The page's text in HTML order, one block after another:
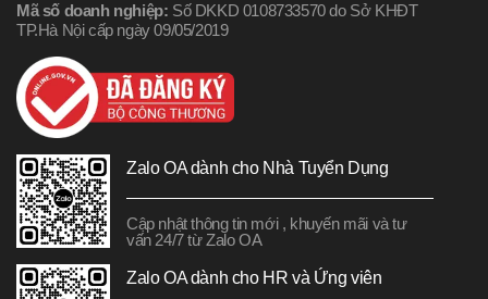
Mã số doanh nghiệp: Số DKKD 0108733570 do Sở KHĐT
TP.Hà Nội cấp ngày 09/05/2019
Zalo OA dành cho Nhà Tuyển Dụng
Cập nhật thông tin mới , khuyến mãi và tư
vấn 24/7 từ Zalo OA
Zalo OA dành cho HR và Ứng viên